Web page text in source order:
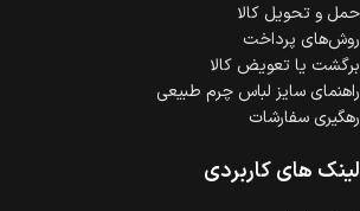
حمل‌ و تحویل کالا
روش‌های پرداخت
برگشت یا تعویض کالا
راهنمای سایز لباس چرم طبیعی
رهگیری سفارشات
لینک های کاربردی